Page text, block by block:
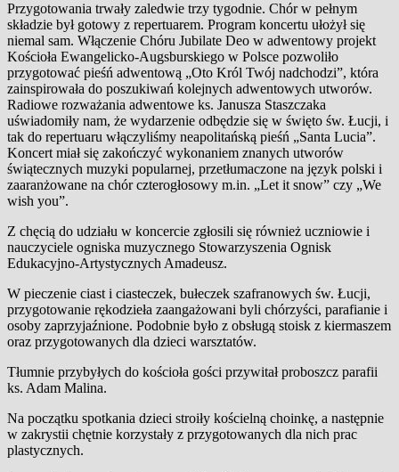
Przygotowania trwały zaledwie trzy tygodnie. Chór w pełnym
składzie był gotowy z repertuarem. Program koncertu ułożył się
niemal sam. Włączenie Chóru Jubilate Deo w adwentowy projekt
Kościoła Ewangelicko-Augsburskiego w Polsce pozwoliło
przygotować pieśń adwentową „Oto Król Twój nadchodzi”, która
zainspirowała do poszukiwań kolejnych adwentowych utworów.
Radiowe rozważania adwentowe ks. Janusza Staszczaka
uświadomiły nam, że wydarzenie odbędzie się w święto św. Łucji, i
tak do repertuaru włączyliśmy neapolitańską pieśń „Santa Lucia”.
Koncert miał się zakończyć wykonaniem znanych utworów
świątecznych muzyki popularnej, przetłumaczone na język polski i
zaaranżowane na chór czterogłosowy m.in. „Let it snow” czy „We
wish you”.
Z chęcią do udziału w koncercie zgłosili się również uczniowie i
nauczyciele ogniska muzycznego Stowarzyszenia Ognisk
Edukacyjno-Artystycznych Amadeusz.
W pieczenie ciast i ciasteczek, bułeczek szafranowych św. Łucji,
przygotowanie rękodzieła zaangażowani byli chórzyści, parafianie i
osoby zaprzyjaźnione. Podobnie było z obsługą stoisk z kiermaszem
oraz przygotowanych dla dzieci warsztatów.
Tłumnie przybyłych do kościoła gości przywitał proboszcz parafii
ks. Adam Malina.
Na początku spotkania dzieci stroiły kościelną choinkę, a następnie
w zakrystii chętnie korzystały z przygotowanych dla nich prac
plastycznych.